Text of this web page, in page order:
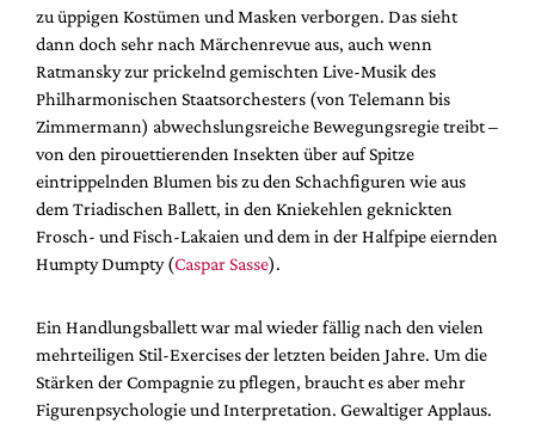
zu üppigen Kostümen und Masken verborgen. Das sieht
dann doch sehr nach Märchenrevue aus, auch wenn
Ratmansky zur prickelnd gemischten Live-Musik des
Philharmonischen Staatsorchesters (von Telemann bis
Zimmermann) abwechslungsreiche Bewegungsregie treibt –
von den pirouettierenden Insekten über auf Spitze
eintrippelnden Blumen bis zu den Schachfiguren wie aus
dem Triadischen Ballett, in den Kniekehlen geknickten
Frosch- und Fisch-Lakaien und dem in der Halfpipe eiernden
Humpty Dumpty (Caspar Sasse).
Ein Handlungsballett war mal wieder fällig nach den vielen
mehrteiligen Stil-Exercises der letzten beiden Jahre. Um die
Stärken der Compagnie zu pflegen, braucht es aber mehr
Figurenpsychologie und Interpretation. Gewaltiger Applaus.